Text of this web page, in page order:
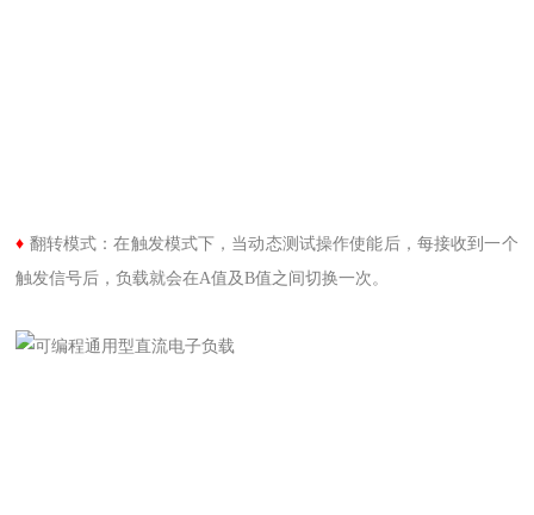
♦ 翻转模式：在触发模式下，当动态测试操作使能后，每接收到一个
触发信号后，负载就会在A值及B值之间切换一次。